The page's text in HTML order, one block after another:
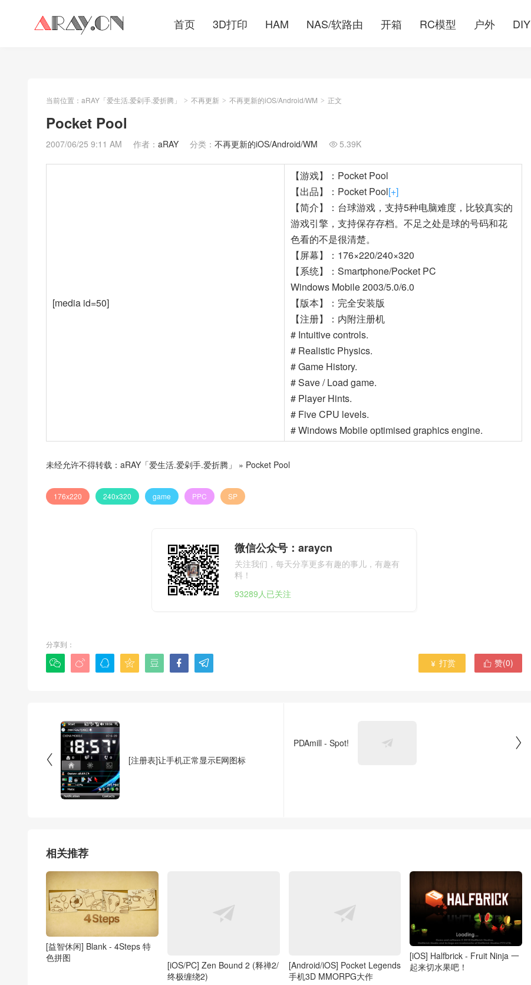
首页 3D打印 HAM NAS/软路由 开箱 RC模型 户外 DIY
当前位置： aRAY「爱生活.爱剁手.爱折腾」 > 不再更新 > 不再更新的iOS/Android/WM > 正文
Pocket Pool
2007/06/25 9:11 AM 作者： aRAY 分类： 不再更新的iOS/Android/WM  5.39K
[media id=50]
【游戏】：Pocket Pool
【出品】：Pocket Pool[+]
【简介】：台球游戏，支持5种电脑难度，比较真实的
游戏引擎，支持保存存档。不足之处是球的号码和花
色看的不是很清楚。
【屏幕】：176×220/240×320
【系统】：Smartphone/Pocket PC
Windows Mobile 2003/5.0/6.0
【版本】：完全安装版
【注册】：内附注册机
# Intuitive controls.
# Realistic Physics.
# Game History.
# Save / Load game.
# Player Hints.
# Five CPU levels.
# Windows Mobile optimised graphics engine.
未经允许不得转载： aRAY「爱生活.爱剁手.爱折腾」 » Pocket Pool
176x220 240x320 game PPC SP
微信公众号：araycn
关注我们，每天分享更多有趣的事儿，有趣有
料！
93289人已关注
分享到：
        赞(0)
 打赏
 [注册表]让手机正常显示E网图标

PDAmill - Spot!
相关推荐
[益智休闲] Blank - 4Steps 特
色拼图
[iOS/PC] Zen Bound 2 (释禅2/
终极缠绕2)
[Android/iOS] Pocket Legends
手机3D MMORPG大作
[iOS] Halfbrick - Fruit Ninja 一
起来切水果吧！